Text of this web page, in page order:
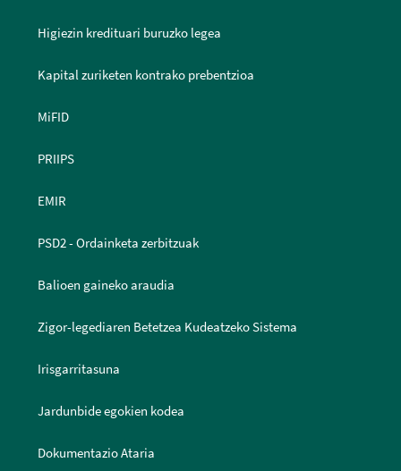
Higiezin kredituari buruzko legea
Kapital zuriketen kontrako prebentzioa
MiFID
PRIIPS
EMIR
PSD2 - Ordainketa zerbitzuak
Balioen gaineko araudia
Zigor-legediaren Betetzea Kudeatzeko Sistema
Irisgarritasuna
Jardunbide egokien kodea
Dokumentazio Ataria